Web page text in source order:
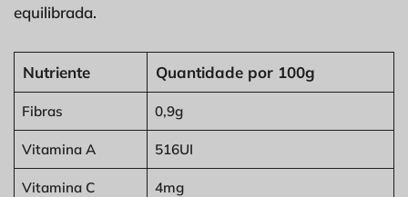
equilibrada.
Nutriente Quantidade por 100g
Fibras 0,9g
Vitamina A 516UI
Vitamina C 4mg